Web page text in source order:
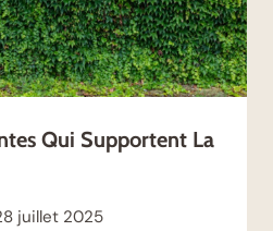
Qui Supportent La
juillet 2025